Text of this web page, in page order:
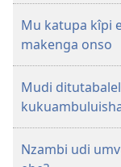
Mu katupa kîpi
makenga onso
Mudi
Nzambi udi